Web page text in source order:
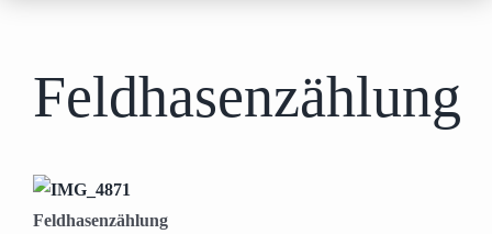
Feldhasenzählung
Feldhasenzählung